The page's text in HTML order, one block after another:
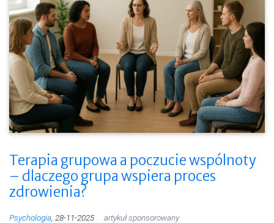
Terapia grupowa a poczucie wspólnoty
– dlaczego grupa wspiera proces
zdrowienia?
Psychologia , 28-11-2025 artykuł sponsorowany